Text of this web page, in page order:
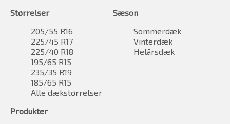
Størrelser
205/55 R16
225/45 R17
225/40 R18
195/65 R15
235/35 R19
185/65 R15
Alle dækstørrelser
Sæson
Sommerdæk
Vinterdæk
Helårsdæk
Produkter